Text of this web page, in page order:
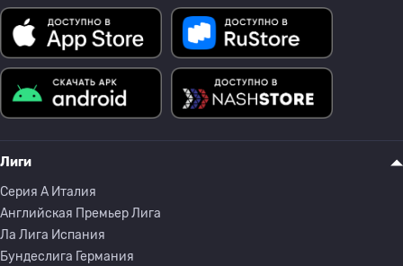
Лиги
Серия A Италия
Английская Премьер Лига
Ла Лига Испания
Бундеслига Германия